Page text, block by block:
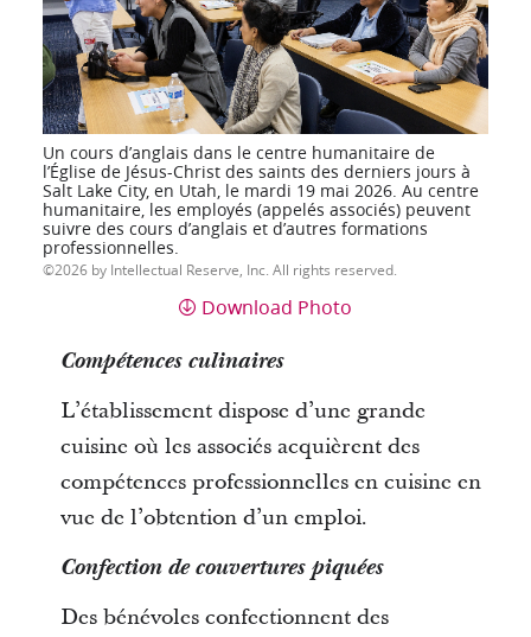
Un cours d’anglais dans le centre humanitaire de
l’Église de Jésus-Christ des saints des derniers jours à
Salt Lake City, en Utah, le mardi 19 mai 2026. Au centre
humanitaire, les employés (appelés associés) peuvent
suivre des cours d’anglais et d’autres formations
professionnelles.
2026 by Intellectual Reserve, Inc. All rights reserved.
Download Photo
Compétences culinaires
L’établissement dispose d’une grande
cuisine où les associés acquièrent des
compétences professionnelles en cuisine en
vue de l’obtention d’un emploi.
Confection de couvertures piquées
Des bénévoles confectionnent des